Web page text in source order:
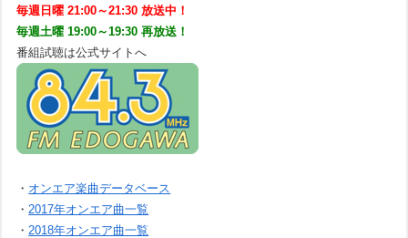
毎週日曜 21:00～21:30 放送中！
毎週土曜 19:00～19:30 再放送！
番組試聴は公式サイトへ
・ オンエア楽曲データベース
・ 2017年オンエア曲一覧
・ 2018年オンエア曲一覧